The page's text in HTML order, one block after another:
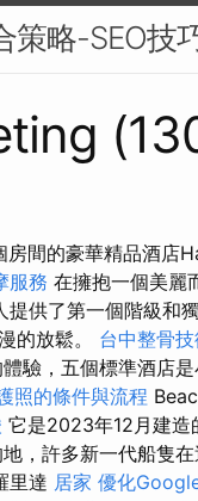
策略-SEO技
間的豪華精品酒店
服務 在擁抱一個美麗
提供了第一個階級和
的放鬆。 台中整骨
驗，五個標準酒店是
照的條件與流程
它是2023年12月建造
，許多新一代船隻
里達 居家 優化